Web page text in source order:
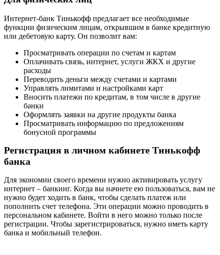
Интернет-банк Тинькофф предлагает все необходимые
функции физическим лицам, открывшим в банке кредитную
или дебетовую карту. Он позволит вам:
Просматривать операции по счетам и картам
Оплачивать связь, интернет, услуги ЖКХ и другие
расходы
Переводить деньги между счетами и картами
Управлять лимитами и настройками карт
Вносить платежи по кредитам, в том числе в другие
банки
Оформлять заявки на другие продукты банка
Просматривать информацию по предложениям
бонусной программы
Регистрация в личном кабинете Тинькофф
банка
Для экономии своего времени нужно активировать услугу
интернет – банкинг. Когда вы начнете ею пользоваться, вам не
нужно будет ходить в банк, чтобы сделать платеж или
пополнить счет телефона. Эти операции можно проводить в
персональном кабинете. Войти в него можно только после
регистрации. Чтобы зарегистрироваться, нужно иметь карту
банка и мобильный телефон.